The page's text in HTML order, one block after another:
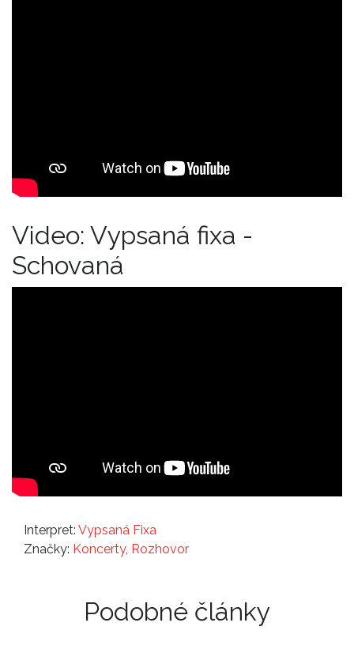
Video: Vypsaná fixa -
Schovaná
Interpret: Vypsaná Fixa
Značky: Koncerty, Rozhovor
Podobné články